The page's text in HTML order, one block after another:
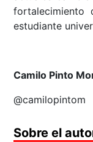
fortalecimiento
estudiante
Camilo Pinto
@camilopintom
Sobre el